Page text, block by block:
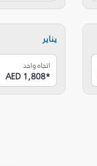
يناير
اتجاه واحد
AED 1,808*